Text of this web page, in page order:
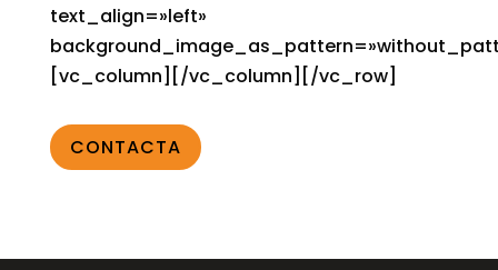
text_align=»left»
[vc_column][/vc_column][/vc_row]
CONTACTA